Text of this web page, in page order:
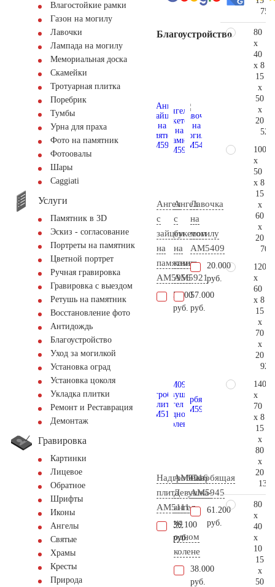
Влагостойкие рамки
Газон на могилу
Лавочки
Лампада на могилу
Мемориальная доска
Скамейки
Тротуарная плитка
Поребрик
Тумбы
Урна для праха
Фото на памятник
Фотоовалы
Шары
Сaggiati
Услуги
Памятник в 3D
Эскиз - согласование
Портреты на памятник
Цветной портрет
Ручная гравировка
Гравировка с выездом
Ретушь на памятник
Восстановление фото
Антидождь
Благоустройство
Уход за могилкой
Установка оград
Установка цоколя
Укладка плитки
Ремонт и Реставрация
Демонтаж
Гравировка
Картинки
Лицевое
Обратное
Шрифты
Иконы
Ангелы
Святые
Храмы
Кресты
Природа
Благоустройство
Ангел
с
зайцем
на
памятник
AM5956
5.800
руб.
Ангел
с
букетом
на
камне
AM5921
57.000
руб.
Лавочка
на
могилу
AM5409
20.000
руб.
Надгробная
плита
AM5111
36.100
руб.
AM0916
Девушка-
ангел
на
одном
колене
38.000
руб.
Скорбящая
AM5945
61.200
руб.
80
x
40
x 8
15
x
50
x
20
100
x
50
x 8
15
x
60
x
20
120
x
60
x 8
15
x
70
x
20
140
x
70
x 8
15
x
80
x
20
80
x
40
x
10
15
x
50